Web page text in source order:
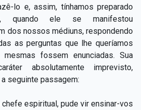
lo e, assim, tínhamos preparado
quando ele se manifestou
dos nossos médiuns, respondendo
as perguntas que lhe queríamos
fossem enunciadas. Sua
absolutamente imprevisto,
seguinte passagem:
chefe espiritual, pude vir ensinar-vos